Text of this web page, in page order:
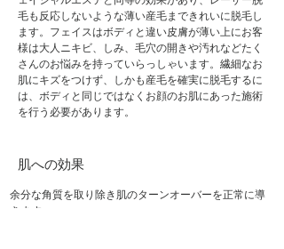
毛も反応しないような薄い産毛まできれいに脱毛し
ます。フェイスはボディと違い皮膚が薄い上にお客
様は大人ニキビ、しみ、毛穴の開きや汚れなどたく
さんのお悩みを持っていらっしゃいます。繊細なお
肌にキズをつけず、しかも産毛を確実に脱毛するに
は、ボディと同じではなくお顔のお肌にあった施術
を行う必要があります。
​肌への効果
余分な角質を取り除き肌のターンオーバーを正常に導
きます。